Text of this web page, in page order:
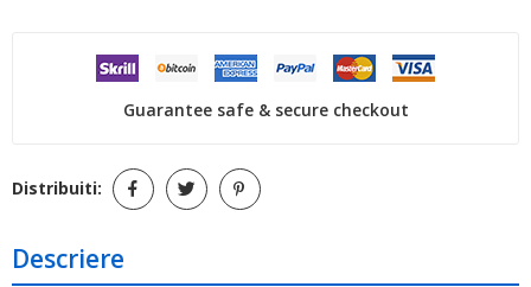
Guarantee safe & secure checkout
Distribuiti:
Descriere